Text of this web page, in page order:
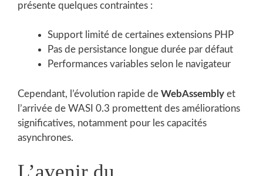
présente quelques contraintes :
Support limité de certaines extensions PHP
Pas de persistance longue durée par défaut
Performances variables selon le navigateur
Cependant, l’évolution rapide de WebAssembly et
l’arrivée de WASI 0.3 promettent des améliorations
significatives, notamment pour les capacités
asynchrones.